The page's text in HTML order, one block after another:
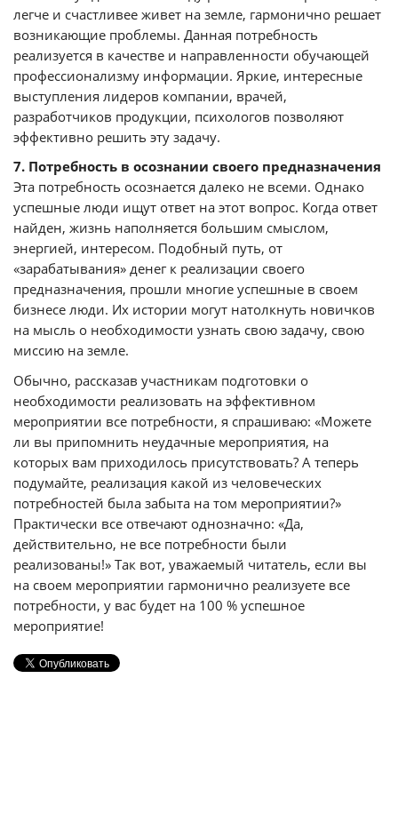
легче и счастливее живет на земле, гармонично решает
возникающие проблемы. Данная потребность
реализуется в качестве и направленности обучающей
профессионализму информации. Яркие, интересные
выступления лидеров компании, врачей,
разработчиков продукции, психологов позволяют
эффективно решить эту задачу.
7. Потребность в осознании своего предназначения
Эта потребность осознается далеко не всеми. Однако
успешные люди ищут ответ на этот вопрос. Когда ответ
найден, жизнь наполняется большим смыслом,
энергией, интересом. Подобный путь, от
«зарабатывания» денег к реализации своего
предназначения, прошли многие успешные в своем
бизнесе люди. Их истории могут натолкнуть новичков
на мысль о необходимости узнать свою задачу, свою
миссию на земле.
Обычно, рассказав участникам подготовки о
необходимости реализовать на эффективном
мероприятии все потребности, я спрашиваю: «Можете
ли вы припомнить неудачные мероприятия, на
которых вам приходилось присутствовать? А теперь
подумайте, реализация какой из человеческих
потребностей была забыта на том мероприятии?»
Практически все отвечают однозначно: «Да,
действительно, не все потребности были
реализованы!» Так вот, уважаемый читатель, если вы
на своем мероприятии гармонично реализуете все
потребности, у вас будет на 100 % успешное
мероприятие!